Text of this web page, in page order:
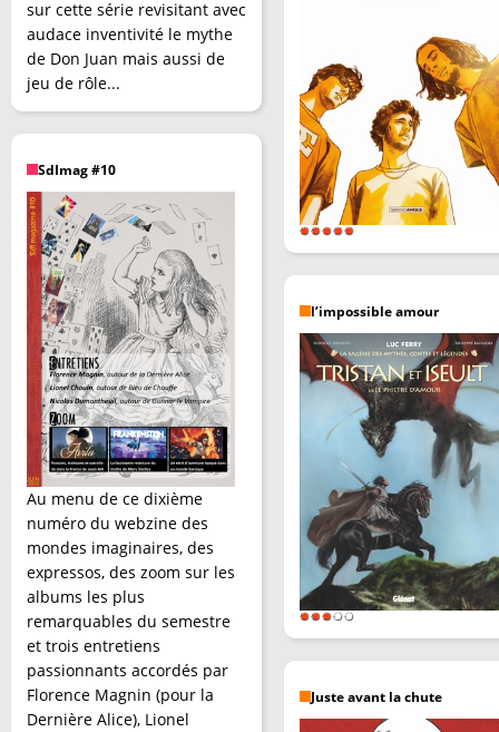
sur cette série revisitant avec
audace inventivité le mythe
de Don Juan mais aussi de
jeu de rôle...
SdImag #10
Au menu de ce dixième
numéro du webzine des
mondes imaginaires, des
expressos, des zoom sur les
albums les plus
remarquables du semestre
et trois entretiens
passionnants accordés par
Florence Magnin (pour la
Dernière Alice), Lionel
l’impossible amour
Juste avant la chute